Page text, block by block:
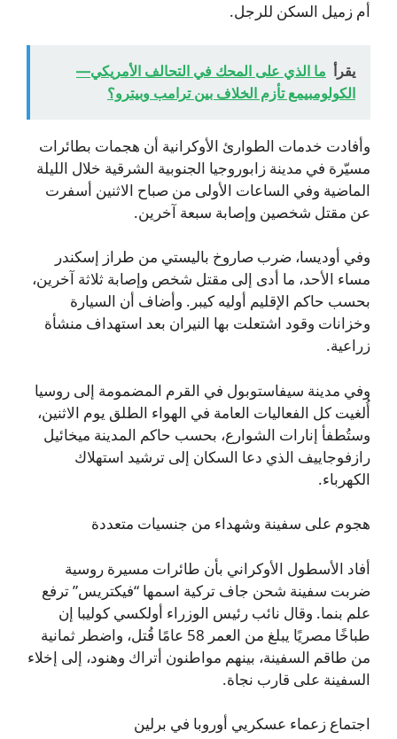
أم زميل السكن للرجل.
يقرأ ما الذي على المحك في التحالف الأمريكي—
الكولومبيمع تأزم الخلاف بين ترامب وبيترو؟
وأفادت خدمات الطوارئ الأوكرانية أن هجمات بطائرات
مسيّرة في مدينة زابوروجيا الجنوبية الشرقية خلال الليلة
الماضية وفي الساعات الأولى من صباح الاثنين أسفرت
عن مقتل شخصين وإصابة سبعة آخرين.
وفي أوديسا، ضرب صاروخ باليستي من طراز إسكندر
مساء الأحد، ما أدى إلى مقتل شخص وإصابة ثلاثة آخرين،
بحسب حاكم الإقليم أوليه كيبر. وأضاف أن السيارة
وخزانات وقود اشتعلت بها النيران بعد استهداف منشأة
زراعية.
وفي مدينة سيفاستوبول في القرم المضمومة إلى روسيا
أُلغيت كل الفعاليات العامة في الهواء الطلق يوم الاثنين،
وستُطفأ إنارات الشوارع، بحسب حاكم المدينة ميخائيل
رازفوجاييف الذي دعا السكان إلى ترشيد استهلاك
الكهرباء.
هجوم على سفينة وشهداء من جنسيات متعددة
أفاد الأسطول الأوكراني بأن طائرات مسيرة روسية
ضربت سفينة شحن جاف تركية اسمها “فيكتريس” ترفع
علم بنما. وقال نائب رئيس الوزراء أولكسي كوليبا إن
طباخًا مصريًا يبلغ من العمر 58 عامًا قُتل، واضطر ثمانية
من طاقم السفينة، بينهم مواطنون أتراك وهنود، إلى إخلاء
السفينة على قارب نجاة.
اجتماع زعماء عسكريي أوروبا في برلين